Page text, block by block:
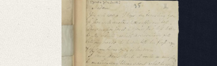
Cook, Hermione
Varwig, Olivia